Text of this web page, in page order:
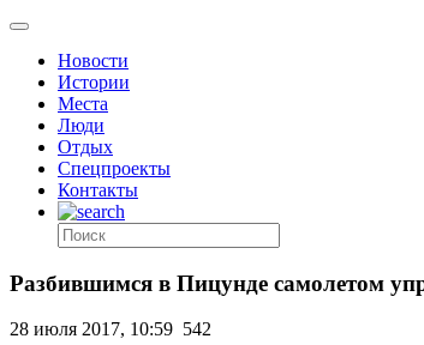
Новости
Истории
Места
Люди
Отдых
Спецпроекты
Контакты
Разбившимся в Пицунде самолетом
28 июля 2017, 10:59 542